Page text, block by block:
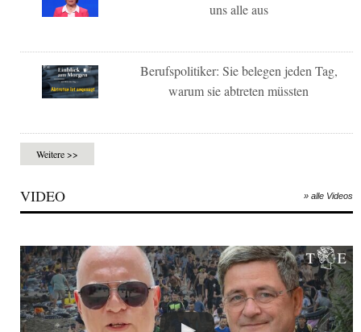
uns alle aus
Berufspolitiker: Sie belegen jeden Tag,
warum sie abtreten müssten
Weitere >>
VIDEO » alle Videos